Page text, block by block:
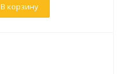
В корзину